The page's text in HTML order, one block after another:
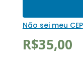
Não sei meu CEP
R$35,00